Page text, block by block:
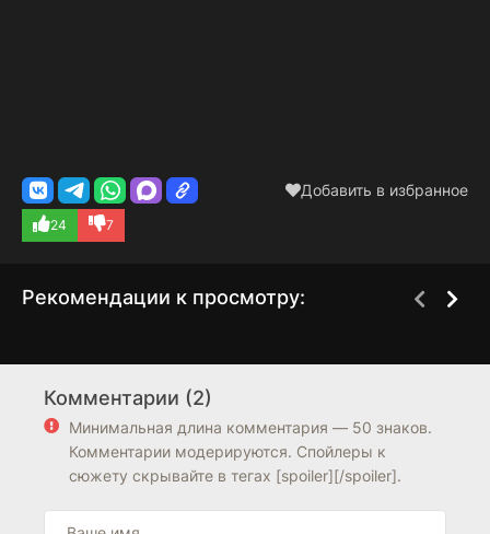
Добавить в избранное
24 7
Рекомендации к просмотру:
Комментарии (2)
Минимальная длина комментария — 50 знаков.
Комментарии модерируются. Спойлеры к
сюжету скрывайте в тегах [spoiler][/spoiler].